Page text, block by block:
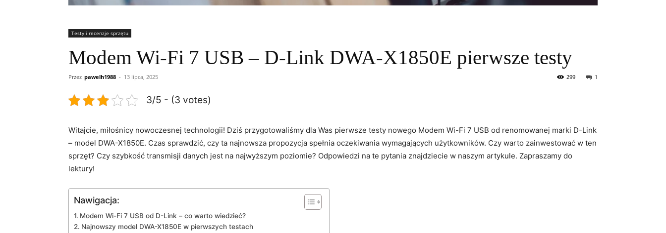
Testy i recenzje sprzętu
Modem Wi-Fi 7 USB – D-Link DWA-X1850E pierwsze testy
Przez pawelh1988 - 13 lipca, 2025 1
299
3/5 - (3 votes)
Witajcie, ⁣miłośnicy ​nowoczesnej technologii! Dziś przygotowaliśmy‌ dla ⁣Was pierwsze testy nowego Modem‌ Wi-Fi 7 USB ‍od ​renomowanej marki D-Link‌
– model ‌DWA-X1850E. Czas sprawdzić, czy ta najnowsza propozycja spełnia oczekiwania wymagających użytkowników. ⁤Czy warto zainwestować w⁣ ten
sprzęt? ⁢Czy szybkość ‌transmisji danych jest na⁣ najwyższym poziomie? Odpowiedzi na te pytania znajdziecie w naszym artykule. Zapraszamy do
lektury!
Nawigacja:
Modem ‌Wi-Fi ​7 USB⁢ od⁤ D-Link – co warto⁢ wiedzieć?
Najnowszy‍ model DWA-X1850E w ‍pierwszych testach